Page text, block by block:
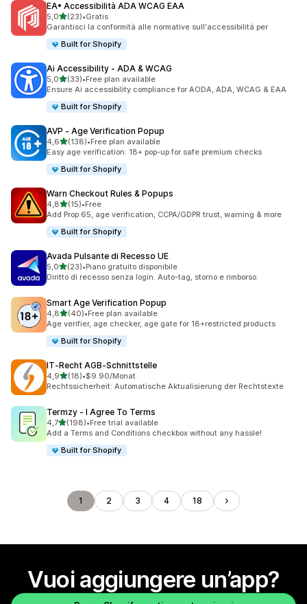
EA• Accessibilità ADA WCAG EAA
5,0stelle su 5
(23)
23 recensioni totali
•Gratis
Garantisci la conformità alle normative sull'accessibilità per
Built for Shopify
Ai Accessibility ‑ ADA & WCAG
5,0stelle su 5
(33)
33 recensioni totali
•Free plan available
Ensure Ai accessibility compliance for AODA, ADA, WCAG & EAA
Built for Shopify
AVP ‑ Age Verification Popup
4,6stelle su 5
(138)
138 recensioni totali
•Free plan available
Easy age verification: 18+ pop-up for safe premium checks
Built for Shopify
Warn Checkout Rules & Popups
4,8stelle su 5
(15)
15 recensioni totali
•Free
Add Prop 65, age verification, CCPA/GDPR trust, warning & more
Built for Shopify
Avada Pulsante di Recesso UE
5,0stelle su 5
(23)
23 recensioni totali
•Piano gratuito disponibile
Diritto di recesso senza login. Auto-tag, storno e rimborso.
Smart Age Verification Popup
4,8stelle su 5
(40)
40 recensioni totali
•Free plan available
Age verifier, age checker, age gate for 18+restricted products
Built for Shopify
IT‑Recht AGB‑Schnittstelle
4,9stelle su 5
(18)
18 recensioni totali
•$9.90/Monat
Rechtssicherheit: Automatische Aktualisierung der Rechtstexte
Termzy ‑ I Agree To Terms
4,7stelle su 5
(198)
198 recensioni totali
•Free trial available
Add a Terms and Conditions checkbox without any hassle!
Built for Shopify
1 2 3 4 18
Vuoi aggiungere un’app?